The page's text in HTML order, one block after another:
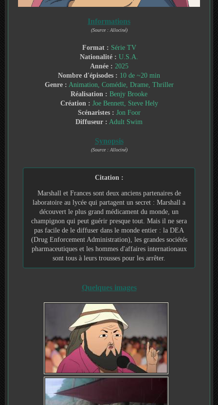
Informations
(Source : Allociné)
Format : Série TV
Nationalité : U.S.A.
Année : 2025
Nombre d'épisodes : 10 de ~20 min
Genre : Animation, Comédie, Drame, Thriller
Réalisation : Benjy Brooke
Création : Joe Bennett, Steve Hely
Scénaristes : Jon Foor
Diffuseur : Adult Swim
Synopsis
(Source : Allociné)
Citation :
Marshall et Frances sont deux anciens partenaires de
laboratoire au lycée qui partagent un secret : Marshall a
découvert le plus grand médicament du monde, un
champignon qui peut guérir presque tout. Mais il ne sera
pas facile de le diffuser dans le monde entier : la DEA
(Drug Enforcement Administration), les grandes sociétés
pharmaceutiques et les hommes d'affaires internationaux
sont tous à leurs trousses pour les arrêter.
Quelques images